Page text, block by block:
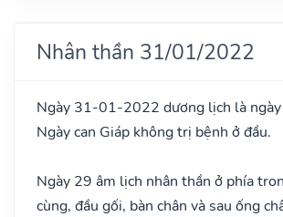
Nhân thần 31/01/2022
Ngày 31-01-2022 dương lịch là ngày
Ngày can Giáp không trị bệnh ở đầu.
Ngày 29 âm lịch nhân thần ở phía
cùng, đầu gối, bàn chân và sau ống